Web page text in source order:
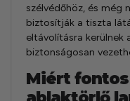
szélvédőhöz, és még
biztosítják a tiszta
eltávolításra kerülnek
biztonságosan
Miért